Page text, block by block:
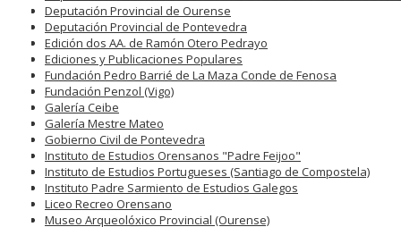
Deputación Provincial de Ourense
Deputación Provincial de Pontevedra
Edición dos AA. de Ramón Otero Pedrayo
Ediciones y Publicaciones Populares
Fundación Pedro Barrié de La Maza Conde de Fenosa
Fundación Penzol (Vigo)
Galería Ceibe
Galería Mestre Mateo
Gobierno Civil de Pontevedra
Instituto de Estudios Orensanos "Padre Feijoo"
Instituto de Estudios Portugueses (Santiago de Compostela)
Instituto Padre Sarmiento de Estudios Galegos
Liceo Recreo Orensano
Museo Arqueolóxico Provincial (Ourense)